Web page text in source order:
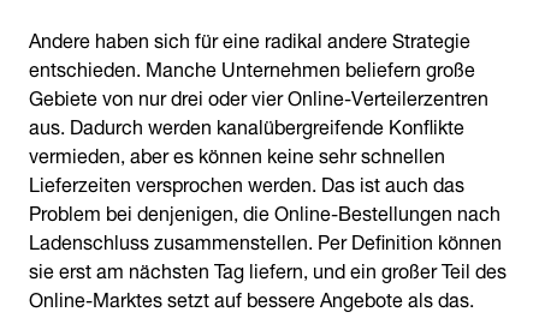
Andere haben sich für eine radikal andere Strategie
entschieden. Manche Unternehmen beliefern große
Gebiete von nur drei oder vier Online-Verteilerzentren
aus. Dadurch werden kanalübergreifende Konflikte
vermieden, aber es können keine sehr schnellen
Lieferzeiten versprochen werden. Das ist auch das
Problem bei denjenigen, die Online-Bestellungen nach
Ladenschluss zusammenstellen. Per Definition können
sie erst am nächsten Tag liefern, und ein großer Teil des
Online-Marktes setzt auf bessere Angebote als das.